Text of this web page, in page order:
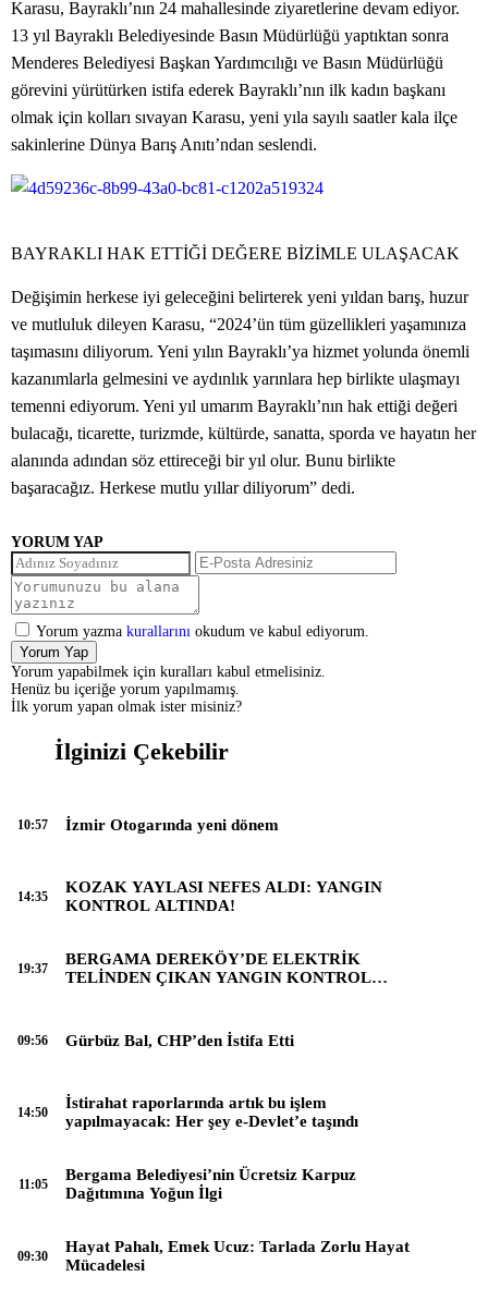
Karasu, Bayraklı’nın 24 mahallesinde ziyaretlerine devam ediyor.
13 yıl Bayraklı Belediyesinde Basın Müdürlüğü yaptıktan sonra
Menderes Belediyesi Başkan Yardımcılığı ve Basın Müdürlüğü
görevini yürütürken istifa ederek Bayraklı’nın ilk kadın başkanı
olmak için kolları sıvayan Karasu, yeni yıla sayılı saatler kala ilçe
sakinlerine Dünya Barış Anıtı’ndan seslendi.
BAYRAKLI HAK ETTİĞİ DEĞERE BİZİMLE ULAŞACAK
Değişimin herkese iyi geleceğini belirterek yeni yıldan barış, huzur
ve mutluluk dileyen Karasu, “2024’ün tüm güzellikleri yaşamınıza
taşımasını diliyorum. Yeni yılın Bayraklı’ya hizmet yolunda önemli
kazanımlarla gelmesini ve aydınlık yarınlara hep birlikte ulaşmayı
temenni ediyorum. Yeni yıl umarım Bayraklı’nın hak ettiği değeri
bulacağı, ticarette, turizmde, kültürde, sanatta, sporda ve hayatın her
alanında adından söz ettireceği bir yıl olur. Bunu birlikte
başaracağız. Herkese mutlu yıllar diliyorum” dedi.
YORUM YAP
Yorum yazma kurallarını okudum ve kabul ediyorum.
Yorum Yap
Yorum yapabilmek için kuralları kabul etmelisiniz.
Henüz bu içeriğe yorum yapılmamış.
İlk yorum yapan olmak ister misiniz?
İlginizi Çekebilir
İzmir Otogarında yeni dönem
10:57
KOZAK YAYLASI NEFES ALDI: YANGIN
KONTROL ALTINDA!
14:35
BERGAMA DEREKÖY’DE ELEKTRİK
TELİNDEN ÇIKAN YANGIN KONTROL
19:37
Gürbüz Bal, CHP’den İstifa Etti
09:56
İstirahat raporlarında artık bu işlem
yapılmayacak: Her şey e-Devlet’e taşındı
14:50
Bergama Belediyesi’nin Ücretsiz Karpuz
Dağıtımına Yoğun İlgi
11:05
Hayat Pahalı, Emek Ucuz: Tarlada Zorlu Hayat
Mücadelesi
09:30